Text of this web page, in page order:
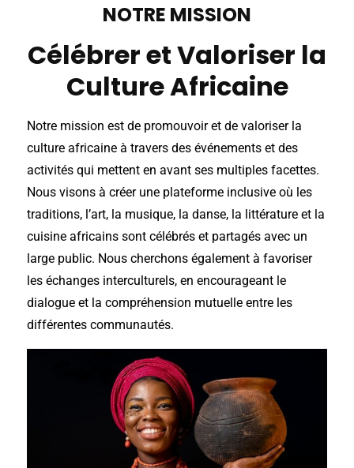
NOTRE MISSION
Célébrer et Valoriser la
Culture Africaine
Notre mission est de promouvoir et de valoriser la
culture africaine à travers des événements et des
activités qui mettent en avant ses multiples facettes.
Nous visons à créer une plateforme inclusive où les
traditions, l’art, la musique, la danse, la littérature et la
cuisine africains sont célébrés et partagés avec un
large public. Nous cherchons également à favoriser
les échanges interculturels, en encourageant le
dialogue et la compréhension mutuelle entre les
différentes communautés.